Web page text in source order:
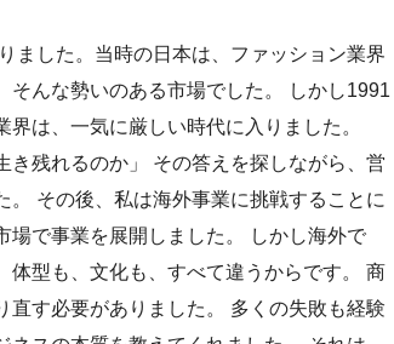
ました。当時の日本は、ファッション業界
んな勢いのある市場でした。 しかし1991
は、一気に厳しい時代に入りました。
き残れるのか」 その答えを探しながら、営
その後、私は海外事業に挑戦することに
場で事業を展開しました。 しかし海外で
体型も、文化も、すべて違うからです。 商
す必要がありました。 多くの失敗も経験